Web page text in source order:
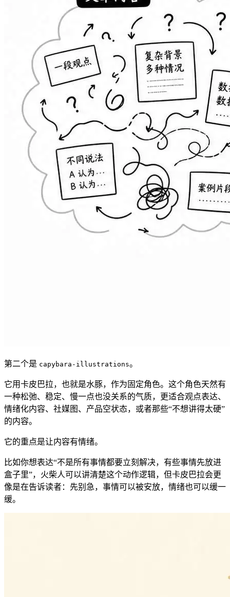
第二个是 capybara-illustrations。
它用卡皮巴拉，也就是水豚，作为固定角色。这个角色天然有
一种松弛、稳定、慢一点也没关系的气质，更适合观点表达、
情绪化内容、社媒图、产品空状态，或者那些“不想讲得太硬”
的内容。
它的重点是让内容有情绪。
比如你想表达“不是所有事情都要立刻解决，有些事情先放进
盒子里”，火柴人可以讲清楚这个动作逻辑，但卡皮巴拉会更
像是在告诉读者：先别急，事情可以被安放，情绪也可以缓一
缓。